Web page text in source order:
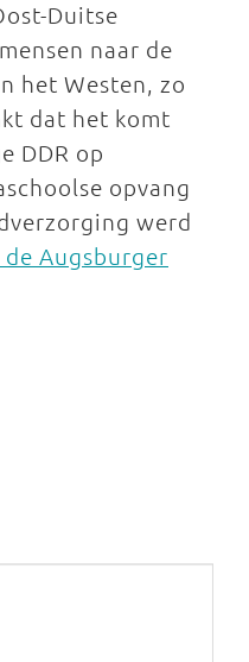
Duitse
naar de
het Westen, zo
dat het komt
DDR op
opvang
werd
Augsburger